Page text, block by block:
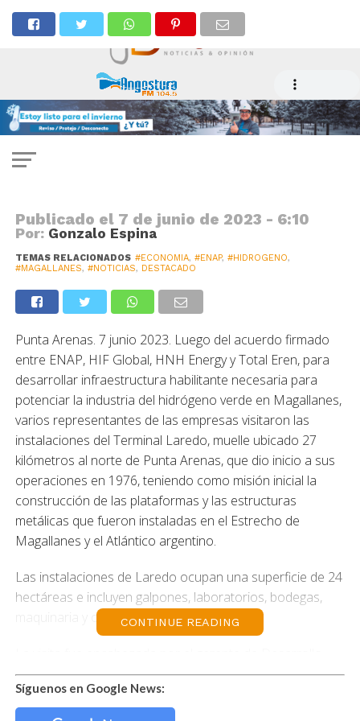
Buscan convertir Laredo en
puerto para equipamiento para la
industria del hidrógeno verde
Publicado el 7 de junio de 2023 - 6:10
Por: Gonzalo Espina
TEMAS RELACIONADOS #ECONOMIA, #ENAP, #HIDROGENO,
#MAGALLANES, #NOTICIAS, DESTACADO
Punta Arenas. 7 junio 2023. Luego del acuerdo firmado
entre ENAP, HIF Global, HNH Energy y Total Eren, para
desarrollar infraestructura habilitante necesaria para
potenciar la industria del hidrógeno verde en Magallanes,
varios representantes de las empresas visitaron las
instalaciones del Terminal Laredo, muelle ubicado 27
kilómetros al norte de Punta Arenas, que dio inicio a sus
operaciones en 1976, teniendo como misión inicial la
construcción de las plataformas y las estructuras
metálicas que fueron instaladas en el Estrecho de
Magallanes y el Atlántico argentino.
Las instalaciones de Laredo ocupan una superficie de 24
hectáreas e incluyen galpones, laboratorios, bodegas,
maquinaria y oficinas.
Nuevos Negocios de Enap, Juris Agüero, quien manifestó
que «el acuerdo suscrito entre ENAP y los tres
desarrolladores para la reconfiguración de Laredo es un
CONTINUE READING
Síguenos en Google News: